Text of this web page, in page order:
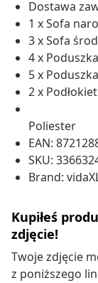
Dostawa
1 x Sofa
3 x Sofa
4 x
5 x
2 x
Poliester
EAN:
SKU:
Brand:
Kupiłeś
zdjęcie!
Twoje zdjęcie
z poniższego